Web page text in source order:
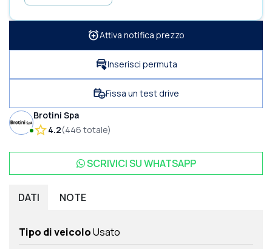
Attiva notifica prezzo
Inserisci permuta
Fissa un test drive
Brotini Spa
4.2(446 totale)
SCRIVICI SUWHATSAPP
DATI NOTE
Tipo di veicoloUsato